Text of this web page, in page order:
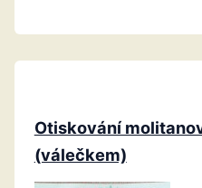
Otiskování
(válečkem)